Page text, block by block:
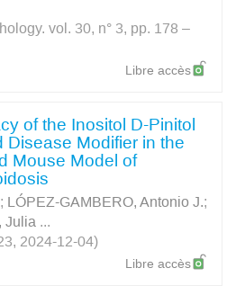
vol. 30, n° 3, pp. 178 –
Libre accès
of the Inositol D-Pinitol
Disease Modifier in the
Mouse Model of
; LÓPEZ-GAMBERO, Antonio J.;
Julia ...
2024-12-04)
Libre accès